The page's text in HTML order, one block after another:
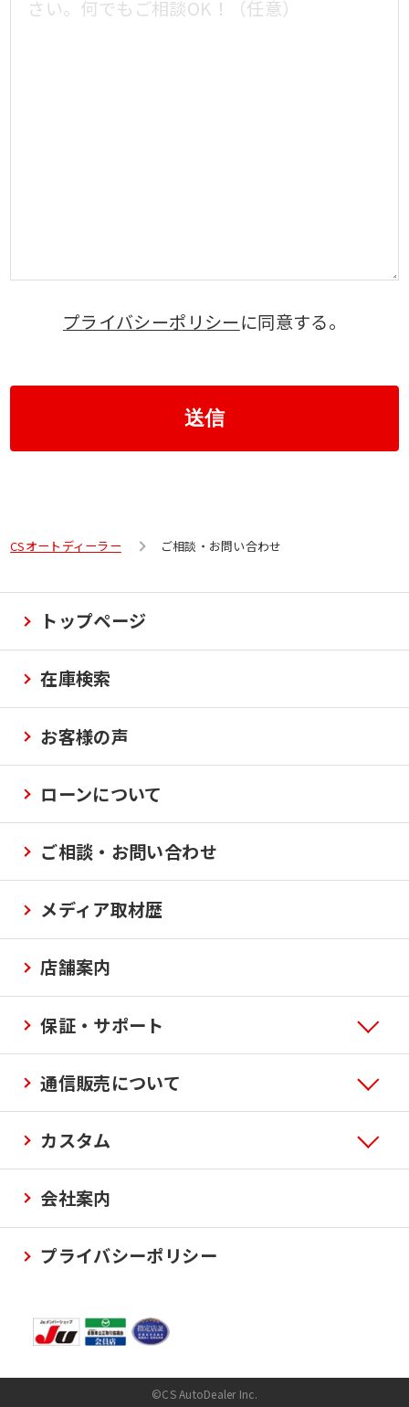
プライバシーポリシーに同意する。
送信
CSオートディーラー ご相談・お問い合わせ
トップページ
在庫検索
お客様の声
ローンについて
ご相談・お問い合わせ
メディア取材歴
店舗案内
保証・サポート
通信販売について
カスタム
会社案内
プライバシーポリシー
©CS AutoDealer Inc.